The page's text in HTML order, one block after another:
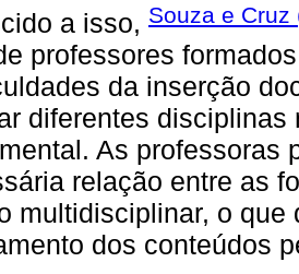
a isso, Souza e Cruz
professores
da inserção
diferentes
As professoras
relação entre as
multidisciplinar, o
dos conteúdos